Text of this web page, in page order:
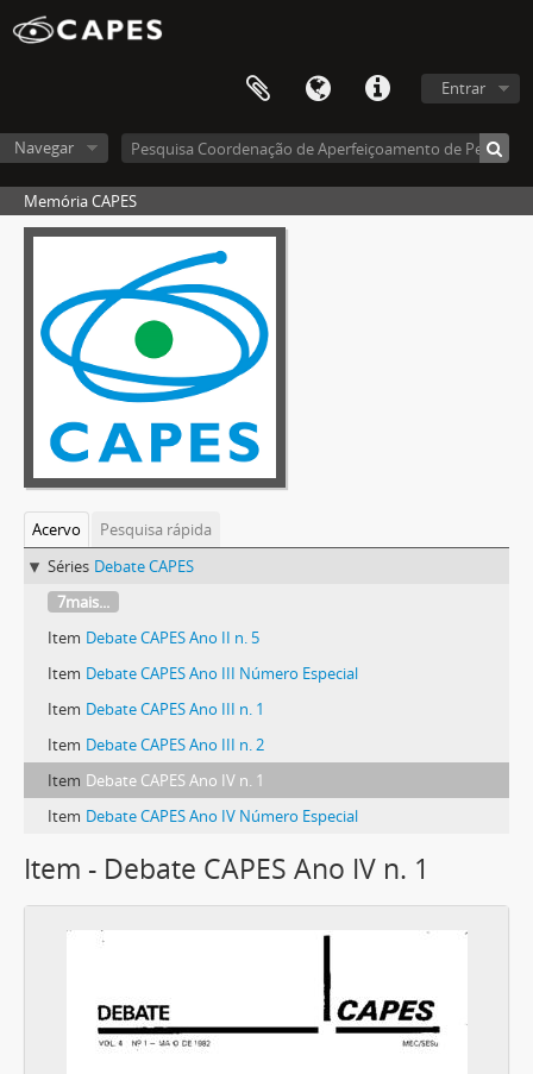
Entrar
Navegar
Memória CAPES
Acervo
Pesquisa rápida
Séries Debate CAPES
7mais...
Item Debate CAPES Ano II n. 5
Item Debate CAPES Ano III Número Especial
Item Debate CAPES Ano III n. 1
Item Debate CAPES Ano III n. 2
Item Debate CAPES Ano IV n. 1
Item Debate CAPES Ano IV Número Especial
Item - Debate CAPES Ano IV n. 1